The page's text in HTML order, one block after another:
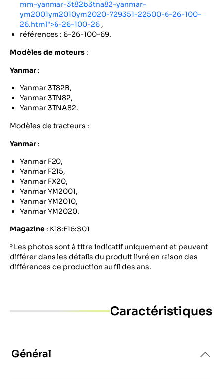
mm-yanmar-3t82b3tna82-yanmar-
ym2001ym2010ym2020-729351-22500-6-26-100-
26.html">6-26-100-26 ,
références : 6-26-100-69.
Modèles de moteurs :
Yanmar :
Yanmar 3T82B,
Yanmar 3TN82,
Yanmar 3TNA82.
Modèles de tracteurs :
Yanmar :
Yanmar F20,
Yanmar F215,
Yanmar FX20,
Yanmar YM2001,
Yanmar YM2010,
Yanmar YM2020.
Magazine : K18:F16:S01
*Les photos sont à titre indicatif uniquement et peuvent
différer dans les détails du produit livré en raison des
différences de production au fil des ans.
Caractéristiques
Général